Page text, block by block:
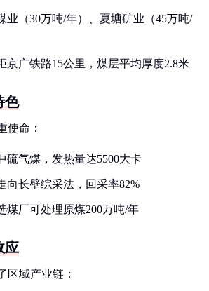
业（30万吨/年）、夏塘矿业（45万吨/
京广铁路15公里，煤层平均厚度2.8米
色
使命：
硫气煤，发热量达5500大卡
向长壁综采法，回采率82%
煤厂可处理原煤200万吨/年
应
区域产业链：